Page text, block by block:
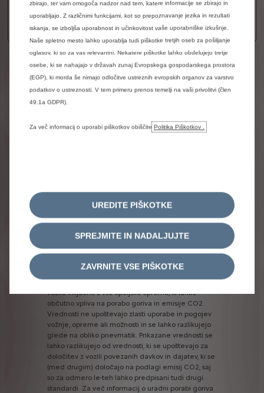
36.690 € Z DDV
VEČ PODROBNOSTI
Pravno obvestilo
Vse cene so informativne narave in so cene po
ceniku (z vključenim DDV) brez upoštevanja
aktualnih
nekateri modeli, oprema ali
začasno niso Vabimo vas, da se za
postopku za lahka vozila Worldwide
harmonized Light vehicle Test Procedure WLTP -
postopek WLTP v celoti nadomestil nov evropski
vozni cikel (NEDC). Najnovejši globalno usklajeni
homologacijo
dostop do bolj natančnih podatkov,
upošteva specifikacije vsakega posameznega
vozila vključno z vso opcijsko opremo, ki lahko
občutno vpliva na porabo goriva in emisije CO2.
Vrednosti ne upoštevajo zlasti uporabe in pogojev
vožnje, opreme ali možnosti in se lahko razlikujejo
glede na obliko pnevmatik. Prikazane vrednosti se
lahko razlikujejo od vrednosti, ki se upoštevajo za
določitev z vozili povezanih davkov in dajatev, ki se
(med drugim) določajo na podlagi emisij CO2, saj
so za odmero le-teh lahko predpisani tudi drugi
standardi. Za več informacij o uradni porabi goriva
zbirajo, ter vam omogoča nadzor nad tem, katere informacije se zbirajo in
uporabljajo. Z različnimi funkcijami, kot so prepoznavanje jezika in rezultati
iskanja, se izboljša uporabnost in učinkovitost vaše uporabniške izkušnje.
Naše spletno mesto lahko uporablja tudi piškotke tretjih oseb za pošiljanje
oglasov, ki so za vas relevantni. Nekatere piškotke lahko obdelujejo tretje
osebe, ki se nahajajo v državah zunaj Evropskega gospodarskega prostora
(EGP), ki morda še nimajo odločitve ustreznih evropskih organov za varstvo
podatkov o ustreznosti. V tem primeru prenos temelji na vaši privolitvi (člen
49.1a GDPR).
Za več informacij o uporabi piškotkov obiščite Politika Piškotkov .
UREDITE PIŠKOTKE
SPREJMITE IN NADALJUJTE
ZAVRNITE VSE PIŠKOTKE